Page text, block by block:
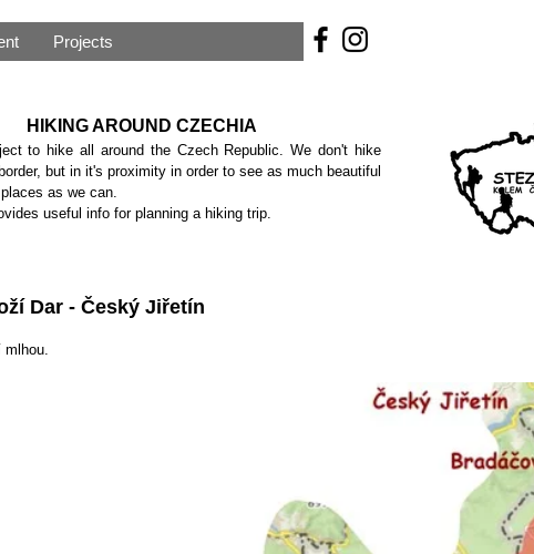
Projects
HIKING AROUND CZECHIA
to hike all around the Czech Republic. We don't hike
but in it's proximity in order to see as much beautiful
as we can.
useful info for planning a hiking trip.
Dar - Český Jiřetín
mlhou.